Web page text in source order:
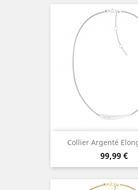
Collier Argenté
Prix
99,99 €